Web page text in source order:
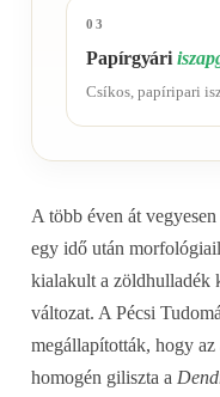
03
Papírgyári
Csíkos, papíripari
A több éven át
egy idő után
kialakult a zöldhulladék
változat. A Pécsi
megállapították, hogy
homogén giliszta a